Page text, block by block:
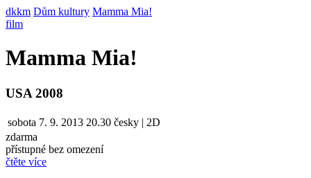
dkkm Dům kultury Mamma Mia!
film
Mamma Mia!
USA 2008
sobota 7. 9. 2013 20.30 česky | 2D
zdarma
přístupné bez omezení
čtěte více